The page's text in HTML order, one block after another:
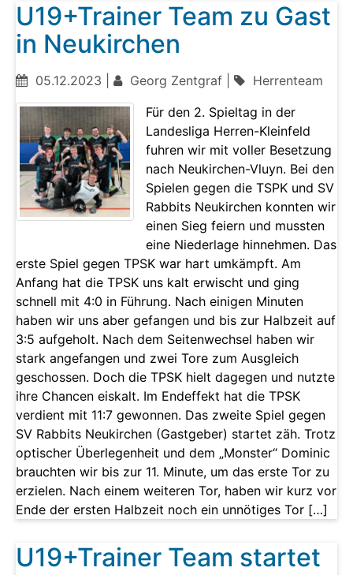
U19+Trainer Team zu Gast
in Neukirchen
05.12.2023 | Georg Zentgraf |
Herrenteam
Für den 2. Spieltag in der
Landesliga Herren-Kleinfeld
fuhren wir mit voller Besetzung
nach Neukirchen-Vluyn. Bei den
Spielen gegen die TSPK und SV
Rabbits Neukirchen konnten wir
einen Sieg feiern und mussten
eine Niederlage hinnehmen. Das
erste Spiel gegen TPSK war hart umkämpft. Am
Anfang hat die TPSK uns kalt erwischt und ging
schnell mit 4:0 in Führung. Nach einigen Minuten
haben wir uns aber gefangen und bis zur Halbzeit auf
3:5 aufgeholt. Nach dem Seitenwechsel haben wir
stark angefangen und zwei Tore zum Ausgleich
geschossen. Doch die TPSK hielt dagegen und nutzte
ihre Chancen eiskalt. Im Endeffekt hat die TPSK
verdient mit 11:7 gewonnen. Das zweite Spiel gegen
SV Rabbits Neukirchen (Gastgeber) startet zäh. Trotz
optischer Überlegenheit und dem „Monster“ Dominic
brauchten wir bis zur 11. Minute, um das erste Tor zu
erzielen. Nach einem weiteren Tor, haben wir kurz vor
Ende der ersten Halbzeit noch ein unnötiges Tor […]
U19+Trainer Team startet